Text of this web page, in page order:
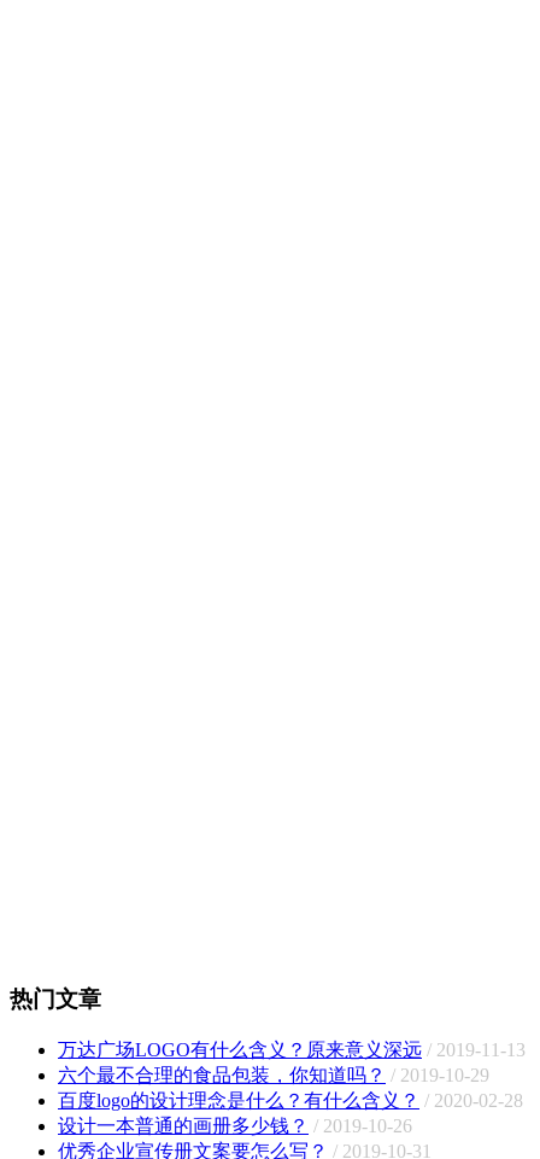
热门文章
万达广场LOGO有什么含义？原来意义深远 / 2019-11-13
六个最不合理的食品包装，你知道吗？ / 2019-10-29
百度logo的设计理念是什么？有什么含义？ / 2020-02-28
设计一本普通的画册多少钱？ / 2019-10-26
优秀企业宣传册文案要怎么写？ / 2019-10-31